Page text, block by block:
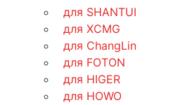
для SHANTUI
для XCMG
для ChangLin
для FOTON
для HIGER
для HOWO